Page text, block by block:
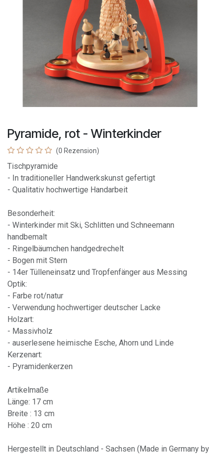
Pyramide, rot - Winterkinder
(0 Rezension)
Tischpyramide
- In traditioneller Handwerkskunst gefertigt
- Qualitativ hochwertige Handarbeit
Besonderheit:
- Winterkinder mit Ski, Schlitten und Schneemann
handbemalt
- Ringelbäumchen handgedrechelt
- Bogen mit Stern
- 14er Tülleneinsatz und Tropfenfänger aus Messing
Optik:
- Farbe rot/natur
- Verwendung hochwertiger deutscher Lacke
Holzart:
- Massivholz
- auserlesene heimische Esche, Ahorn und Linde
Kerzenart:
- Pyramidenkerzen
Artikelmaße
Länge: 17 cm
Breite : 13 cm
Höhe : 20 cm
Hergestellt in Deutschland - Sachsen (Made in Germany by